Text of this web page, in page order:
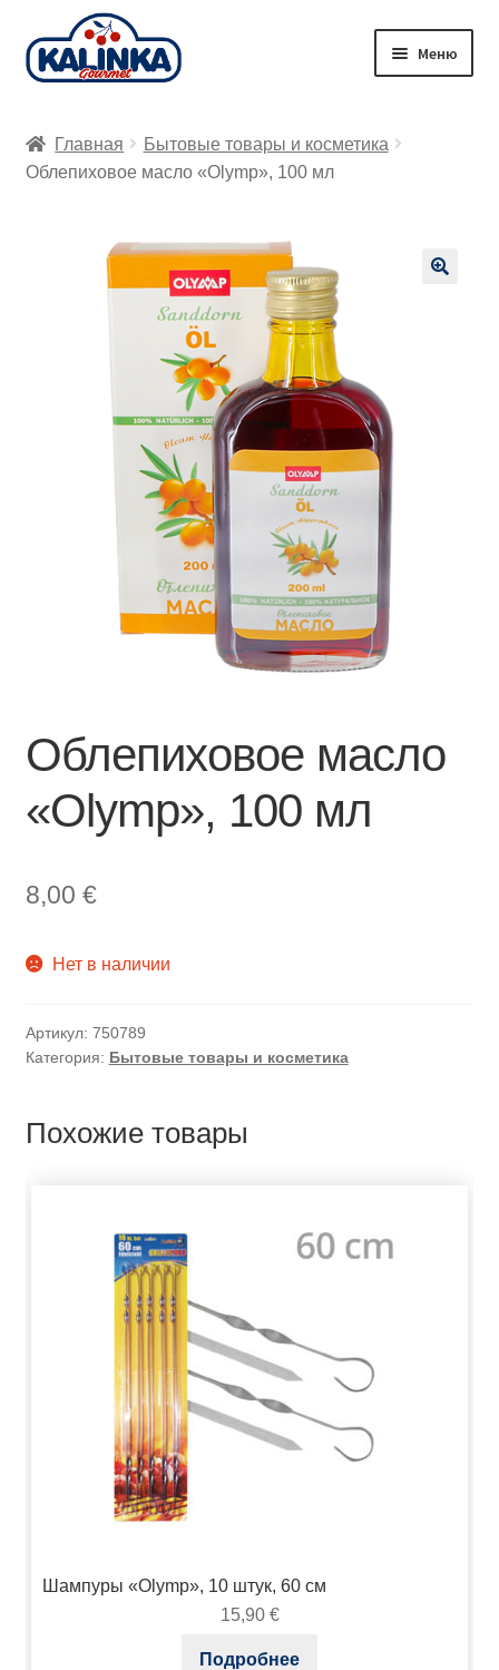
Перейти
к
Перейти
к
Меню
Заказ онлайн
Главная
Бытовые товары и косметика
Облепиховое масло «Olymp», 100 мл
Облепиховое масло
«Olymp», 100 мл
8,00 €
Нет в наличии
Артикул: 750789
Категория: Бытовые товары и косметика
Похожие товары
Шампуры «Olymp», 10 штук, 60 см
15,90 €
Подробнее